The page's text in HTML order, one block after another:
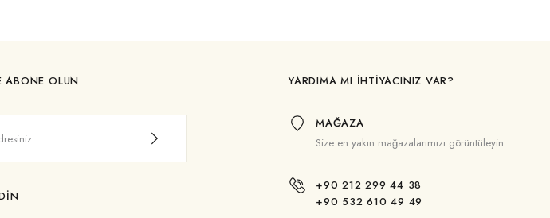
ABONE OLUN YARDIMA MI İHTİYACINIZ VAR?
MAĞAZA
Size en yakın mağazalarımızı görüntüleyin
+90 212 299 44 38
+90 532 610 49 49